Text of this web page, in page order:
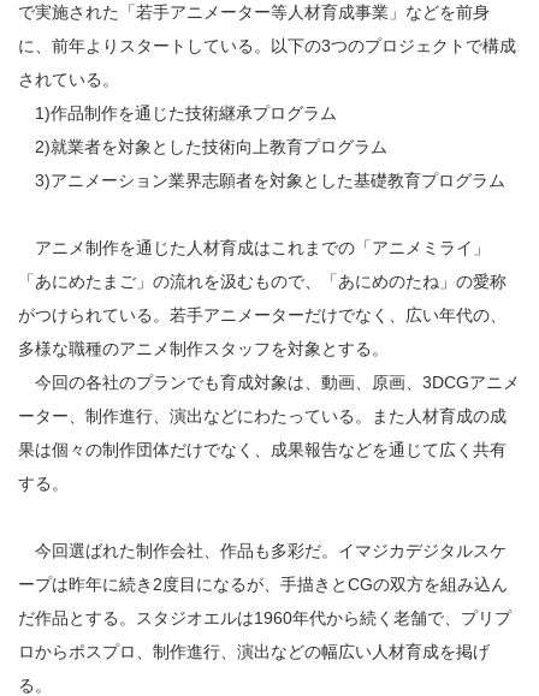
で実施された「若手アニメーター等人材育成事業」などを前身
に、前年よりスタートしている。以下の3つのプロジェクトで構成
されている。
1)作品制作を通じた技術継承プログラム
2)就業者を対象とした技術向上教育プログラム
3)アニメーション業界志願者を対象とした基礎教育プログラム
アニメ制作を通じた人材育成はこれまでの「アニメミライ」
「あにめたまご」の流れを汲むもので、「あにめのたね」の愛称
がつけられている。若手アニメーターだけでなく、広い年代の、
多様な職種のアニメ制作スタッフを対象とする。
今回の各社のプランでも育成対象は、動画、原画、3DCGアニメ
ーター、制作進行、演出などにわたっている。また人材育成の成
果は個々の制作団体だけでなく、成果報告などを通じて広く共有
する。
今回選ばれた制作会社、作品も多彩だ。イマジカデジタルスケ
ープは昨年に続き2度目になるが、手描きとCGの双方を組み込ん
だ作品とする。スタジオエルは1960年代から続く老舗で、プリプ
ロからポスプロ、制作進行、演出などの幅広い人材育成を掲げ
る。